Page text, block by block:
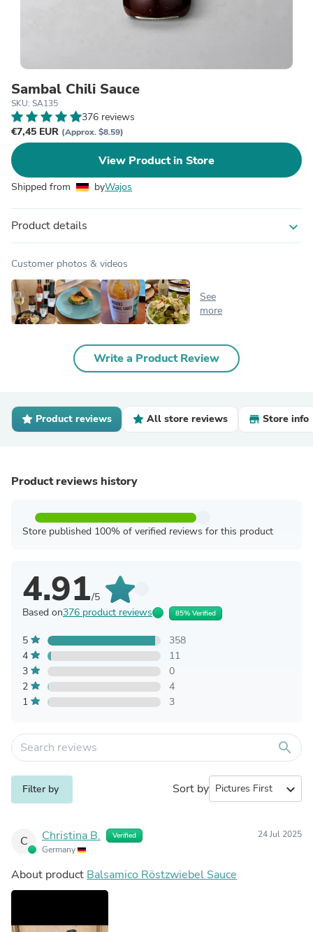
Sambal Chili Sauce
SKU: SA135
376 reviews
€7,45 EUR (Approx. $8.59)
View Product in Store
Shipped from byWajos
Product details expand_more
Customer photos & videos
See
more
Write a Product Review
Product reviews All store reviews Store info
Product reviews history
Store published 100% of verified reviews for this product
4.91/5
Based on376 product reviews 85% Verified
5
358
4
11
3
0
2
4
1
3
search
Filter by Sort by expand_more
C Christina B. Verified
Germany
24 Jul 2025
About product Balsamico Röstzwiebel Sauce